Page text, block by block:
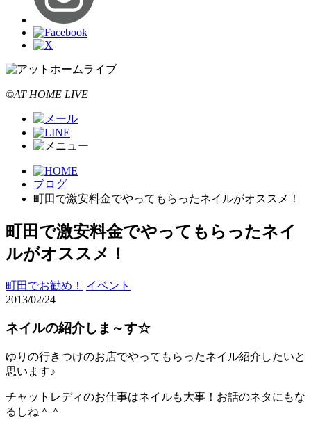
©AT HOME LIVE
ブログ
町田で激安料金でやってもらったネイルがオススメ！
町田で激安料金でやってもらったネイ
ルがオススメ！
町田でお勧め！
イベント
2013/02/24
ネイルの紹介しま～す☆
ゆりの行きつけのお店でやってもらったネイル紹介したいと
思います♪
チャットレディのお仕事はネイルも大事！お話のネタにもな
るしね＾＾